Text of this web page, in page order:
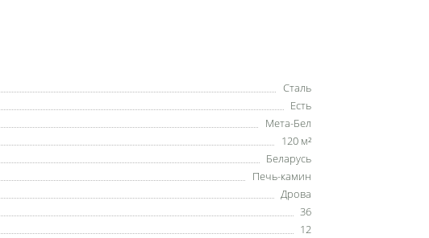
Сталь
Есть
Мета-Бел
120 м²
Беларусь
Печь-камин
Дрова
36
12